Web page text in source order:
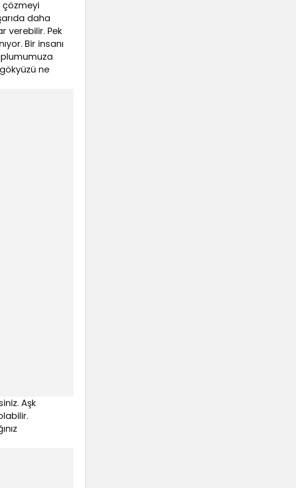
çözmeyi
daha
verebilir. Pek
Bir insanı
ne
Aşk